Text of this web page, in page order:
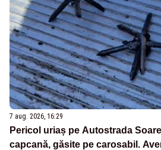
7 aug. 2026, 16:29
Pericol uriaș pe Autostrada
capcană, găsite pe carosabil.